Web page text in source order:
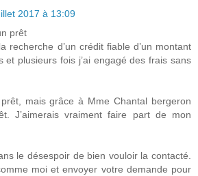
2017 à 13:09
prêt
recherche d’un crédit fiable d’un montant
et plusieurs fois j’ai engagé des frais sans
mais grâce à Mme Chantal bergeron
J’aimerais vraiment faire part de mon
le désespoir de bien vouloir la contacté.
moi et envoyer votre demande pour